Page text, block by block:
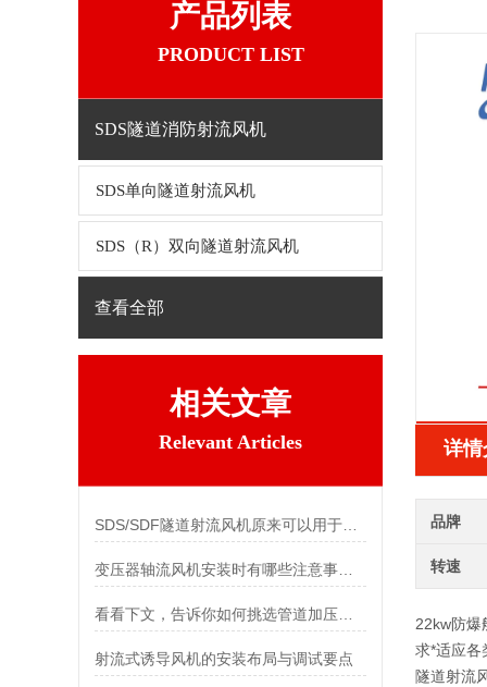
产品列表
PRODUCT LIST
SDS隧道消防射流风机
SDS单向隧道射流风机
SDS（R）双向隧道射流风机
查看全部
相关文章
Relevant Articles
SDS/SDF隧道射流风机原来可以用于这些地方！
变压器轴流风机安装时有哪些注意事项？
看看下文，告诉你如何挑选管道加压风机
射流式诱导风机的安装布局与调试要点
详
品牌
转速
22kw防爆
求*适应各
隧道射流